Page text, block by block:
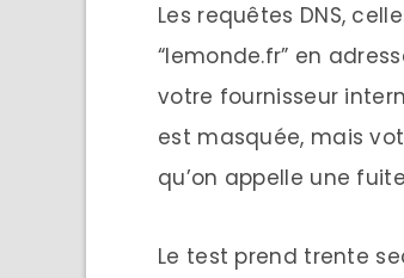
Les requêtes DNS,
“lemonde.fr” en
votre fournisseur
est masquée, mais
qu’on appelle une fuite
Le test prend trente